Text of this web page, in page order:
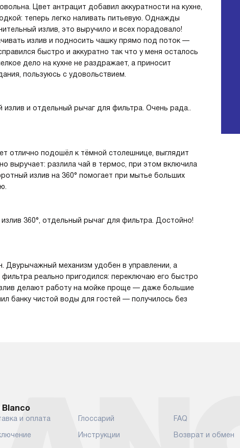
Цвет антрацит добавил аккуратности на кухне,
теперь легко наливать питьевую. Однажды
излив, это выручило и всех порадовало!
излив и подносить чашку прямо под поток —
быстро и аккуратно так что у меня осталось
дело на кухне не раздражает, а приносит
пользуюсь с удовольствием.
и отдельный рычаг для фильтра. Очень рада..
отлично подошёл к тёмной столешнице, выглядит
выручает: разлила чай в термос, при этом включила
излив на 360° помогает при мытье больших
360°, отдельный рычаг для фильтра. Достойно!
Двурычажный механизм удобен в управлении, а
реально пригодился: переключаю его быстро
делают работу на мойке проще — даже большие
банку чистой воды для гостей — получилось без
Blanco
и оплата
Глоссарий
Инструкции
FAQ
Возврат и обмен